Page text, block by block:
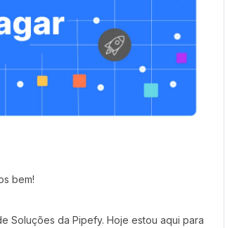
bem!
Soluções da Pipefy. Hoje estou aqui para